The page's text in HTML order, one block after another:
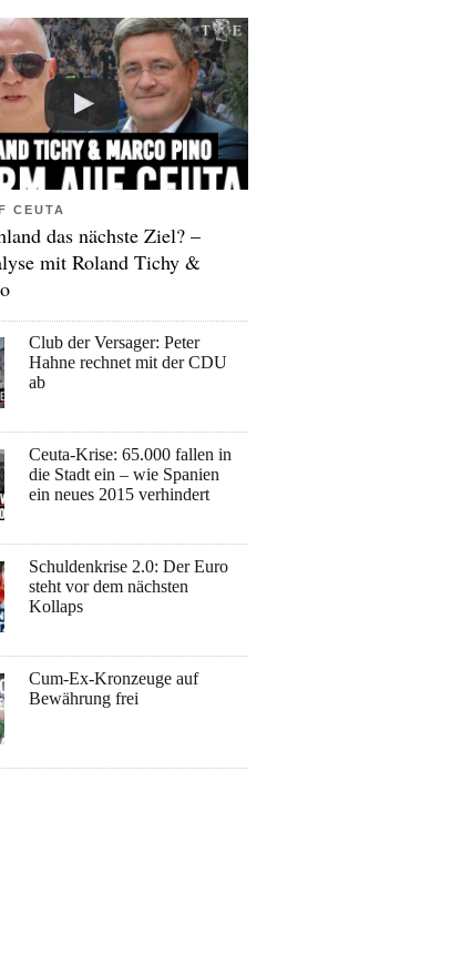
CEUTA
das nächste Ziel? –
mit Roland Tichy &
Club der Versager: Peter
Hahne rechnet mit der CDU
ab
Ceuta-Krise: 65.000 fallen in
die Stadt ein – wie Spanien
ein neues 2015 verhindert
Schuldenkrise 2.0: Der Euro
steht vor dem nächsten
Kollaps
Cum-Ex-Kronzeuge auf
Bewährung frei